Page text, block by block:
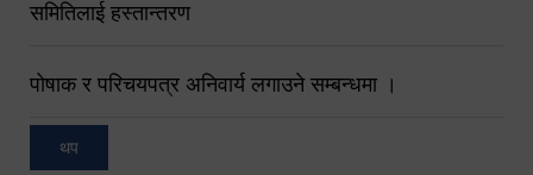
समितिलाई हस्तान्तरण
पोषाक र परिचयपत्र अनिवार्य लगाउने सम्बन्धमा ।
थप